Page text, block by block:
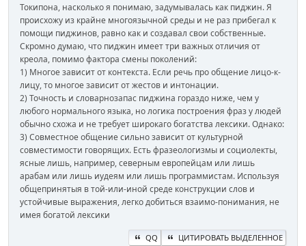
Токипона, насколько я понимаю, задумывалась как пиджин. Я
происхожу из крайне многоязычной среды и не раз прибегал к
помощи пиджинов, равно как и создавал свои собственные.
Скромно думаю, что пиджин имеет три важных отличия от
креола, помимо фактора смены поколений:
1) Многое зависит от контекста. Если речь про общение лицо-к-
лицу, то многое зависит от жестов и интонации.
2) Точность и словарнозапас пиджина гораздо ниже, чем у
любого нормального языка, но логика построения фраз у людей
обычно схожа и не требует широкаго богатства лексики. Однако:
3) Совместное общение сильно зависит от культурной
совместимости говорящих. Есть фразеологизмы и социолекты,
ясные лишь, например, северным европейцам или лишь
арабам или лишь иудеям или лишь программистам. Используя
общепринятыя в той-или-иной среде конструкции слов и
устойчивые выражения, легко добиться взаимо-понимания, не
имея богатой лексики
QQ ЦИТИРОВАТЬ ВЫДЕЛЕННОЕ